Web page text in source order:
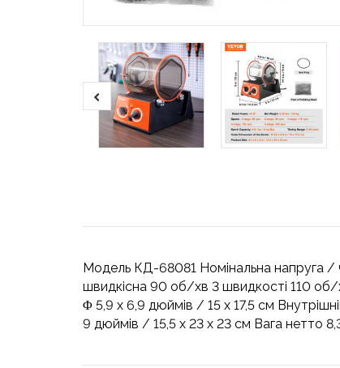
Модель КД-68081 Номінальна напруга /
швидкісна 90 об/хв 3 швидкості 110
Φ 5,9 x 6,9 дюймів / 15 x 17,5 см
9 дюймів / 15,5 x 23 x 23 см Вага нетто